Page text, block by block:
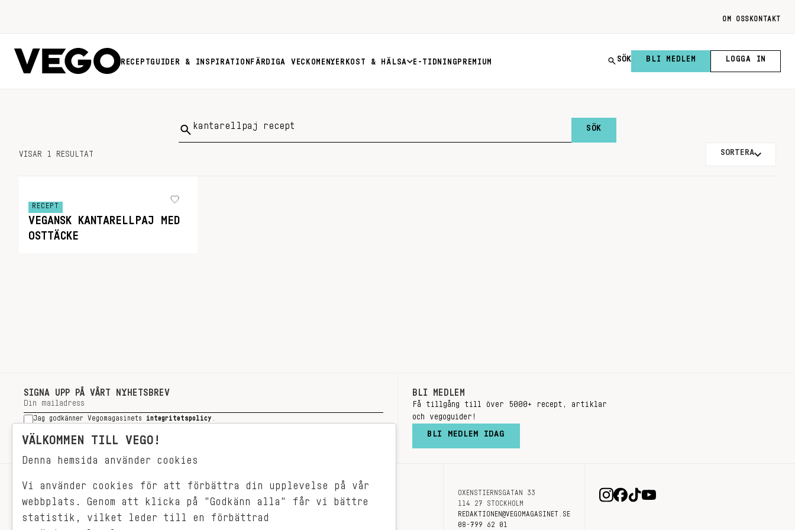
OM OSS KONTAKT
RECEPTGUIDER & INSPIRATION FÄRDIGA VECKOMENYER KOST & HÄLSA E-TIDNING PREMIUM SÖK BLI MEDLEM LOGGA IN
Sök
VISAR 1 RESULTAT SORTERA
RECEPT
VEGANSK KANTARELLPAJ MED
OSTTÄCKE
SIGNA UPP PÅ VÅRT NYHETSBREV
Jag godkänner Vegomagasinets integritetspolicy
SIGNA UPP
BLI MEDLEM
Få tillgång till över 5000+ recept, artiklar
och vegoguider!
BLI MEDLEM IDAG
RECEPT
VEGONYTT
OM OSS
OXENSTIERNSGATAN 33
114 27 STOCKHOLM
REDAKTIONEN@VEGOMAGASINET.SE
08-799 62 01
VÄLKOMMEN TILL VEGO!
Denna hemsida använder cookies
Vi använder cookies för att förbättra din upplevelse på vår
webbplats. Genom att klicka på "Godkänn alla" får vi bättre
statistik, vilket leder till en förbättrad